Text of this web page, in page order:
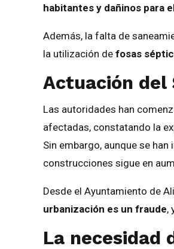
habitantes y dañinos para
Además, la falta de
la utilización de fosas
Actuación del
Las autoridades han
afectadas, constatando la
Sin embargo, aunque se
construcciones sigue en
Desde el Ayuntamiento de
urbanización es un fraude,
La necesidad